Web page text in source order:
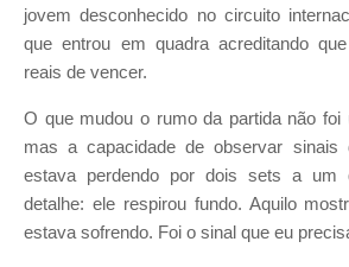
jovem desconhecido no circuito
que entrou em quadra acreditando
reais de vencer.
O que mudou o rumo da partida não foi
mas a capacidade de observar sinais
estava perdendo por dois sets a um
detalhe: ele respirou fundo. Aquilo
estava sofrendo. Foi o sinal que eu